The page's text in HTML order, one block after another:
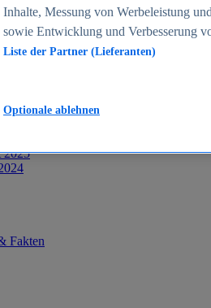
2024
/ Bürgergeld in Deutschland 2005-
2025
Fakten
Inhalte, Messung von Werbeleistung
sowie Entwicklung und Verbesserung
Liste der Partner (Lieferanten)
Optionale ablehnen